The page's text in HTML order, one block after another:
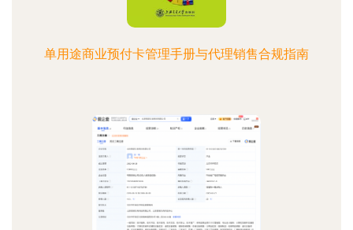
单用途商业预付卡管理手册与代理销售合规指南